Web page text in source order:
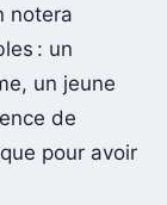
notera
: un
un jeune
de
pour avoir